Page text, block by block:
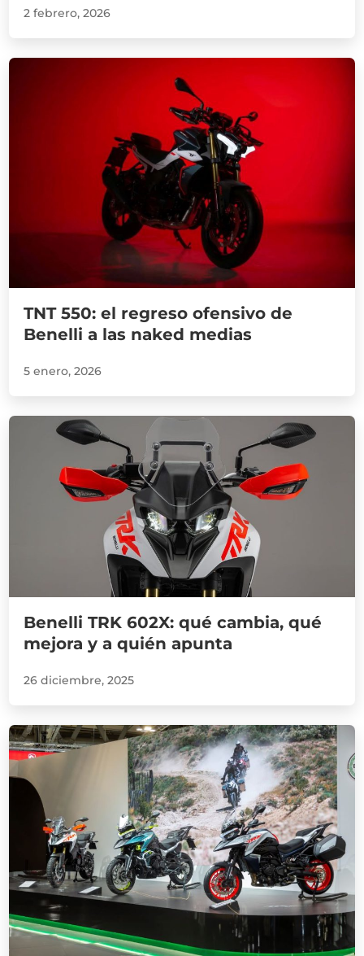
2 febrero, 2026
TNT 550: el regreso ofensivo de
Benelli a las naked medias
5 enero, 2026
Benelli TRK 602X: qué cambia, qué
mejora y a quién apunta
26 diciembre, 2025